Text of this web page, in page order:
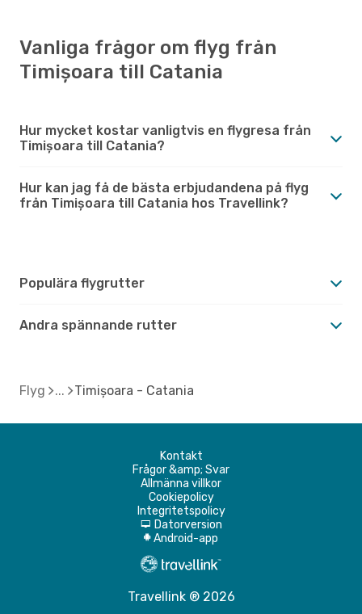
Vanliga frågor om flyg från
Timișoara till Catania
Hur mycket kostar vanligtvis en flygresa från
Timișoara till Catania?
Hur kan jag få de bästa erbjudandena på flyg
från Timișoara till Catania hos Travellink?
Populära flygrutter
Andra spännande rutter
Flyg Timișoara - Catania
Kontakt
Frågor &amp; Svar
Allmänna villkor
Cookiepolicy
Integritetspolicy
d Datorversion
A Android-app
Travellink ® 2026